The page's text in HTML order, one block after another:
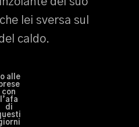
lei sversa sul
caldo.
Io alle
con
l’afa
di